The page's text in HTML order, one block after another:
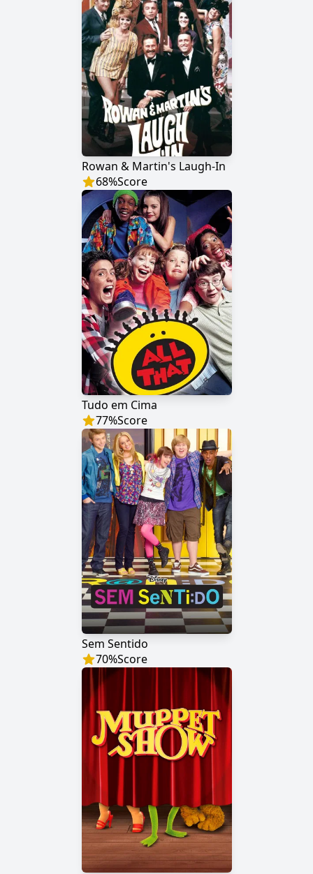
Rowan & Martin's Laugh-In
68%Score
Tudo em Cima
77%Score
Sem Sentido
70%Score